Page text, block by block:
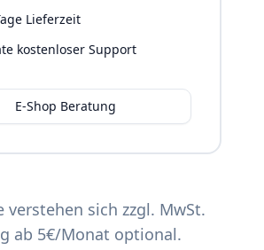
Lieferzeit
kostenloser Support
E-Shop Beratung
verstehen sich zzgl. MwSt.
ab 5€/Monat optional.